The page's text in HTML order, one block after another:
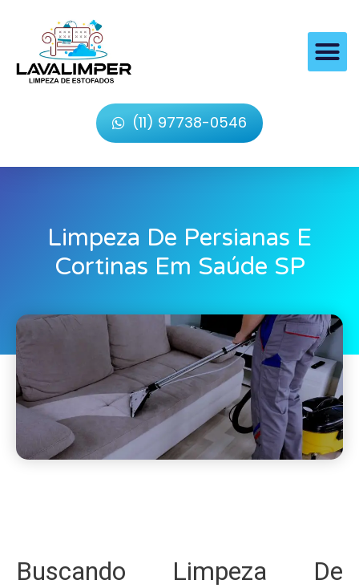
(11) 97738-0546
Limpeza De Persianas E
Cortinas Em Saúde SP
Buscando Limpeza De